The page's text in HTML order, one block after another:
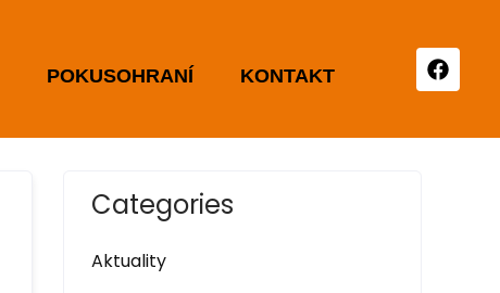
POKUSOHRANÍ KONTAKT
Categories
Aktuality